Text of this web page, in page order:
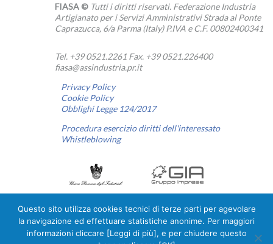
FIASA ©Tutti i diritti riservati. Federazione Industria
Artigianato per i Servizi Amministrativi Strada al Ponte
Caprazucca, 6/a Parma (Italy) P.IVA e C.F. 00802400341
Tel. +39 0521.2261 Fax. +39 0521.226400
fiasa@assindustria.pr.it
Privacy Policy
Cookie Policy
Obblighi Legge 124/2017
Procedura esercizio diritti dell'interessato
Whistleblowing
Linkedin
Questo sito utilizza cookies tecnici di terze parti per agevolare
la navigazione ed effettuare statistiche anonime. Per maggiori
informazioni cliccare [Leggi di più], e per chiudere questo